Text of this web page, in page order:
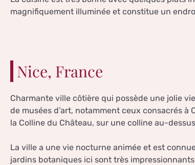
magnifiquement illuminée et constitue un
Nice, France
Charmante ville côtière qui possède une jolie
de musées d’art, notamment ceux consacrés à
la Colline du Château, sur une colline au-
La ville a une vie nocturne animée et est
jardins botaniques ici sont très